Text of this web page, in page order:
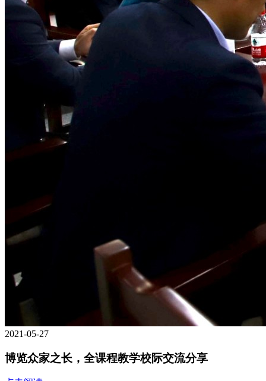
2021-05-27
博览众家之长，全课程教学校际交流分享